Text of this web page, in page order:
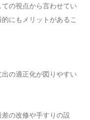
の視点から言わせてい
にもメリットがあるこ
の適正化が図りやすい
の改修や手すりの設